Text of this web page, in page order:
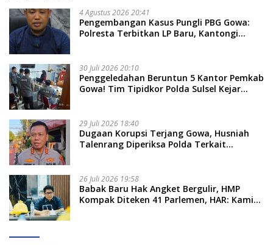
4 Agustus 2026 20:41
Pengembangan Kasus Pungli PBG Gowa:
Polresta Terbitkan LP Baru, Kantongi
30 Juli 2026 20:10
Penggeledahan Beruntun 5 Kantor Pemkab
Gowa! Tim Tipidkor Polda Sulsel Kejar
29 Juli 2026 18:40
Dugaan Korupsi Terjang Gowa, Husniah
Talenrang Diperiksa Polda Terkait
26 Juli 2026 19:58
​Babak Baru Hak Angket Bergulir, HMP
Kompak Diteken 41 Parlemen, HAR: Kami